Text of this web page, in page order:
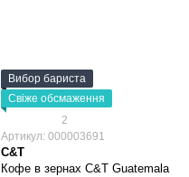
Вибор бариста
Свіже обсмаження
2
Артикул: 000003691
C&T
Кофе в зернах C&T Guatemala